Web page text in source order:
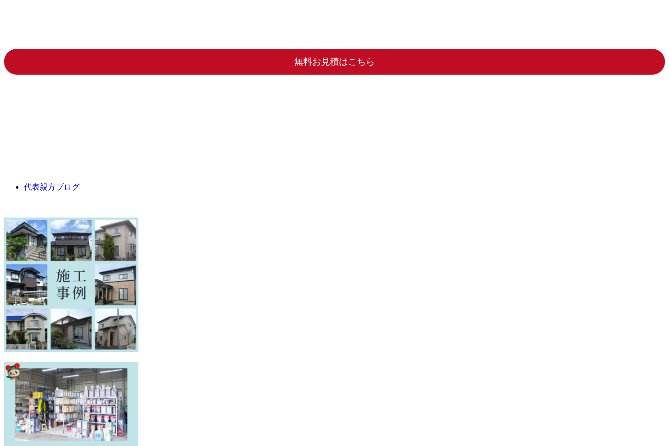
無料お見積はこちら
代表親方ブログ